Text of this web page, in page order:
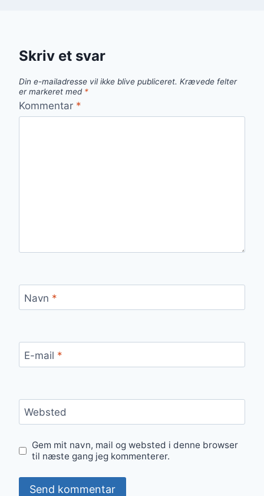
Skriv et svar
Din e-mailadresse vil ikke blive publiceret. Krævede felter
er markeret med *
Kommentar *
Navn *
E-mail *
Websted
Gem mit navn, mail og websted i denne browser
til næste gang jeg kommenterer.